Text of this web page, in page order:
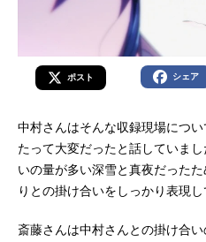
ポスト シェア
中村さんはそんな収録現場につ
たって大変だったと話していま
いの量が多い深雪と真夜だった
りとの掛け合いをしっかり表現し
斎藤さんは中村さんとの掛け合